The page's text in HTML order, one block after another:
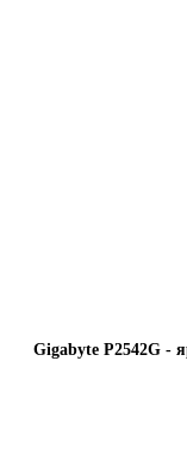
Gigabyte P2542G -